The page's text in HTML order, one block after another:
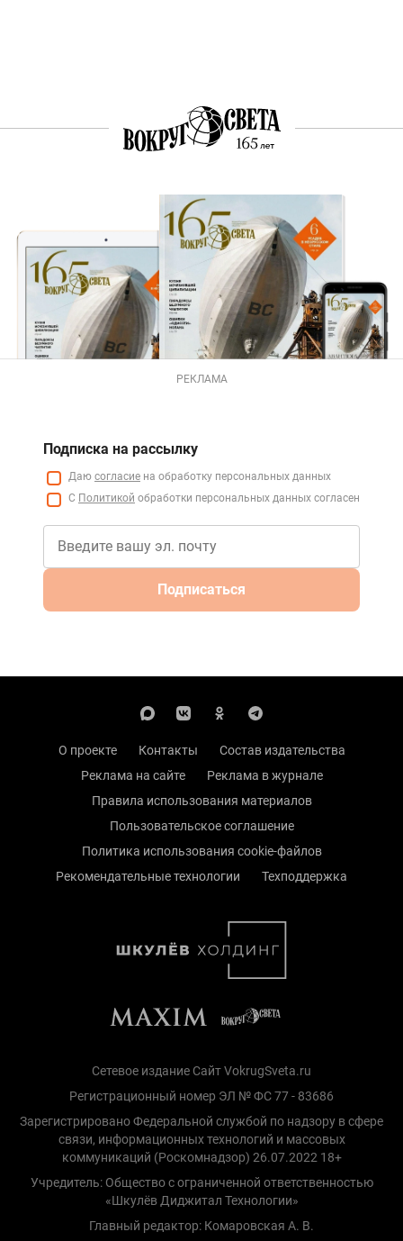
РЕКЛАМА
Подписка на рассылку
Даю согласие на обработку персональных данных
С Политикой обработки персональных данных согласен
Подписаться
О проекте Контакты
Состав издательства
Реклама на сайте
Реклама в журнале
Правила использования материалов
Пользовательское соглашение
Политика использования cookie-файлов
Рекомендательные технологии
Техподдержка
Сетевое издание Сайт VokrugSveta.ru
Регистрационный номер ЭЛ № ФС 77 - 83686
Зарегистрировано Федеральной службой по надзору в сфере
связи, информационных технологий и массовых
коммуникаций (Роскомнадзор) 26.07.2022 18+
Учредитель: Общество с ограниченной ответственностью
«Шкулёв Диджитал Технологии»
Главный редактор: Комаровская А. В.